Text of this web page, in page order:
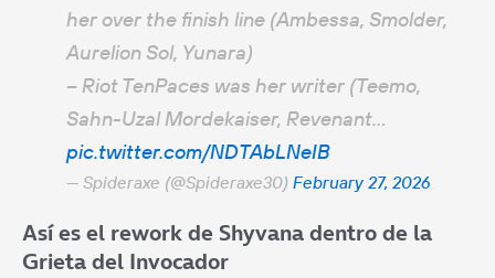
her over the finish line (Ambessa, Smolder,
Aurelion Sol, Yunara)
– Riot TenPaces was her writer (Teemo,
Sahn-Uzal Mordekaiser, Revenant…
pic.twitter.com/NDTAbLNeIB
— Spideraxe (@Spideraxe30) February 27, 2026
Así es el rework de Shyvana dentro de la
Grieta del Invocador